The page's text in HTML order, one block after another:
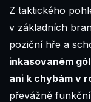
Z taktického
v základních
poziční hře a
inkasovaném
ani k chybám v
převážně